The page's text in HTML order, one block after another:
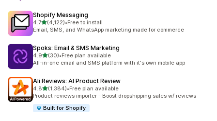
Shopify Messaging
4.7滿分 5 顆星
(4,122)
共有 4122 則評價
•Free to install
Email, SMS, and WhatsApp marketing made for commerce
Spoks: Email & SMS Marketing
4.9滿分 5 顆星
(30)
共有 30 則評價
•Free plan available
All-in-one email and SMS platform with it's own mobile app
Ali Reviews: AI Product Review
4.8滿分 5 顆星
(1,384)
共有 1384 則評價
•Free plan available
Product reviews importer - Boost dropshipping sales w/ reviews
Built for Shopify